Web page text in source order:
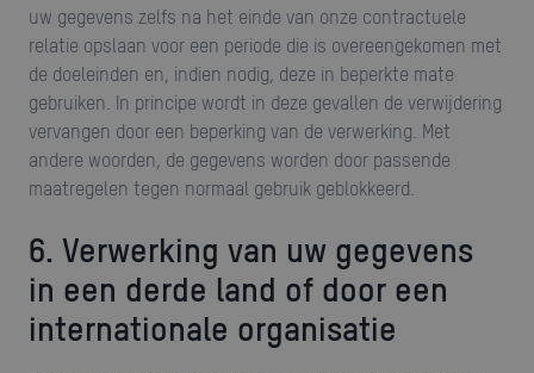
uw gegevens zelfs na het einde van onze contractuele
relatie opslaan voor een periode die is overeengekomen met
de doeleinden en, indien nodig, deze in beperkte mate
gebruiken. In principe wordt in deze gevallen de verwijdering
vervangen door een beperking van de verwerking. Met
andere woorden, de gegevens worden door passende
maatregelen tegen normaal gebruik geblokkeerd.
6. Verwerking van uw gegevens
in een derde land of door een
internationale organisatie